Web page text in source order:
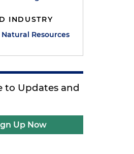
INDUSTRY
Resources
to Updates and
Up Now